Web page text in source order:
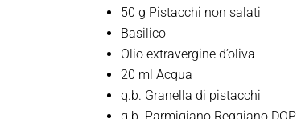
50 g Pistacchi non salati
Basilico
Olio extravergine d’oliva
20 ml Acqua
q.b. Granella di pistacchi
q.b. Parmigiano Reggiano DOP